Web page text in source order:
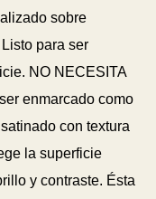
sobre
para ser
NO NECESITA
enmarcado como
con textura
la superficie
y contraste. Ésta